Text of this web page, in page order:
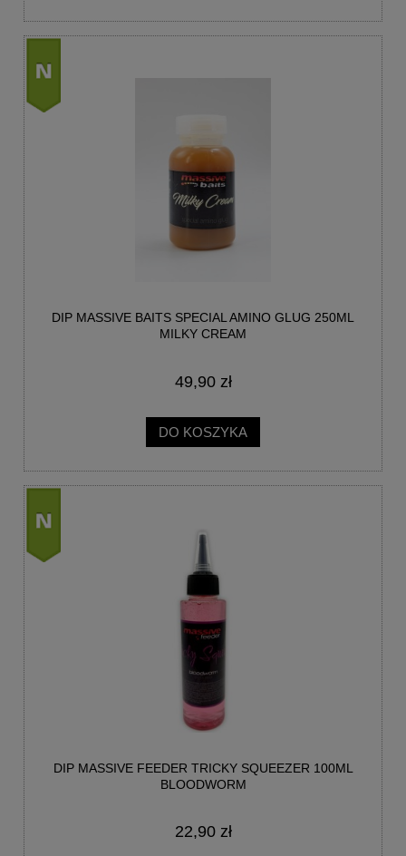
DIP MASSIVE BAITS SPECIAL AMINO GLUG 250ML
MILKY CREAM
49,90 zł
DO KOSZYKA
DIP MASSIVE FEEDER TRICKY SQUEEZER 100ML
BLOODWORM
22,90 zł